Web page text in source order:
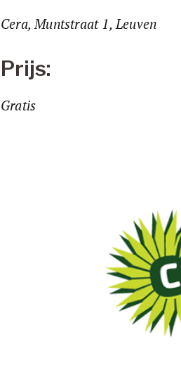
Cera, Muntstraat 1, Leuven
Prijs:
Gratis